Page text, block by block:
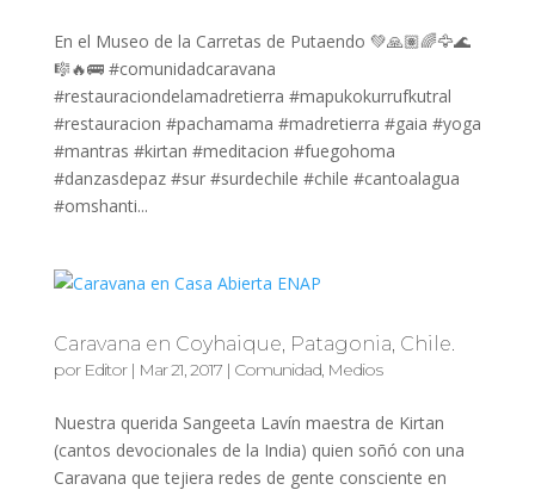
En el Museo de la Carretas de Putaendo 💚🙏🏽🌈🦅🌊
🎼🔥🚌 #comunidadcaravana
#restauraciondelamadretierra #mapukokurrufkutral
#restauracion #pachamama #madretierra #gaia #yoga
#mantras #kirtan #meditacion #fuegohoma
#danzasdepaz #sur #surdechile #chile #cantoalagua
#omshanti...
Caravana en Coyhaique, Patagonia, Chile.
por Editor| Mar 21, 2017| Comunidad, Medios
Nuestra querida Sangeeta Lavín maestra de Kirtan
(cantos devocionales de la India) quien soñó con una
Caravana que tejiera redes de gente consciente en